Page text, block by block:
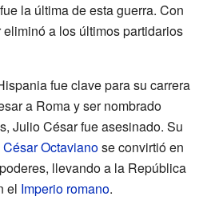
la última de esta guerra. Con
a los últimos partidarios
fue clave para su carrera
a Roma y ser nombrado
Julio César fue asesinado. Su
Octavianose convirtió en
llevando a la República
el Imperio romano.